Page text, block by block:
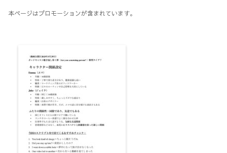
本ページはプロモーションが含まれています。